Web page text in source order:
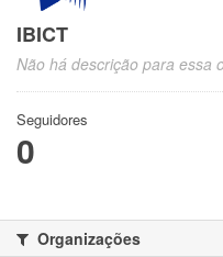
IBICT
Não há descrição para essa
Seguidores
0
Organizações